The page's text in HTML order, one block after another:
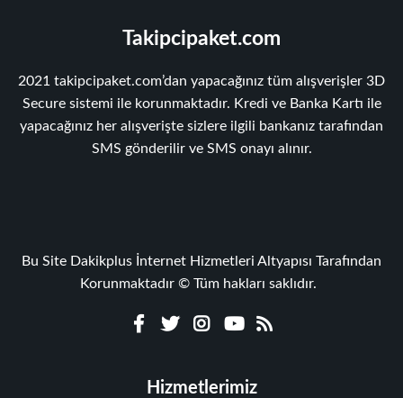
Takipcipaket.com
2021 takipcipaket.com’dan yapacağınız tüm alışverişler 3D
Secure sistemi ile korunmaktadır. Kredi ve Banka Kartı ile
yapacağınız her alışverişte sizlere ilgili bankanız tarafından
SMS gönderilir ve SMS onayı alınır.
Bu Site Dakikplus İnternet Hizmetleri Altyapısı Tarafından
Korunmaktadır © Tüm hakları saklıdır.
Hizmetlerimiz